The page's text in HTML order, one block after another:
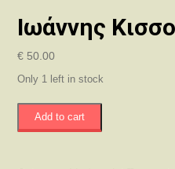
Ιωάννης
€ 50.00
Only 1 left in stock
Ιωάννης
Add to cart